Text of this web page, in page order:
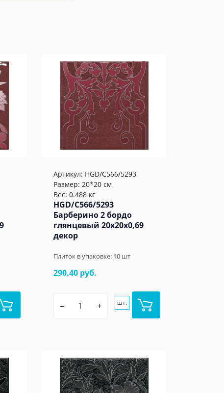
Артикул: HGD/C566/5293
Размер: 20*20 см
Вес: 0.488 кг
HGD/C566/5293
Барберино 2 бордо
глянцевый 20x20x0,69
декор
Плиток в упаковке: 10 шт
290.40 руб.
– + шт.